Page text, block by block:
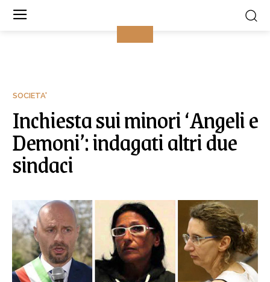
SOCIETA'
Inchiesta sui minori ‘Angeli e
Demoni’: indagati altri due
sindaci